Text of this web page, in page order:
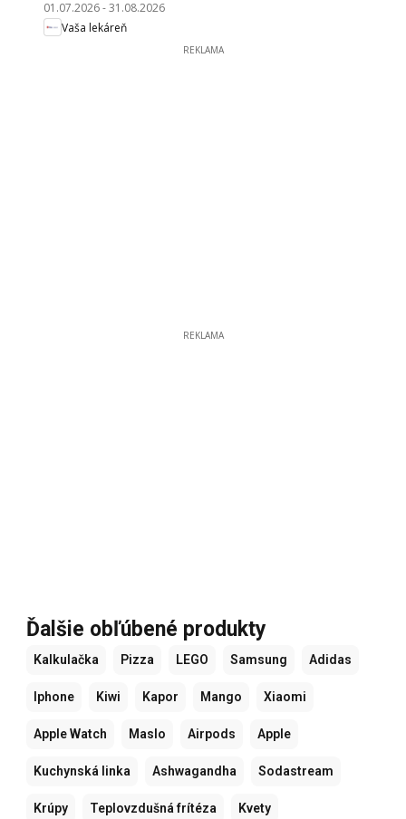
01.07.2026-31.08.2026
Vaša lekáreň
REKLAMA
REKLAMA
Ďalšie obľúbené produkty
Kalkulačka Pizza LEGO Samsung Adidas
Iphone Kiwi Kapor Mango Xiaomi
Apple Watch Maslo Airpods Apple
Kuchynská linka Ashwagandha Sodastream
Krúpy Teplovzdušná frítéza Kvety